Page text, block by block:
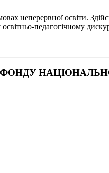
неперервної освіти.
педагогічному